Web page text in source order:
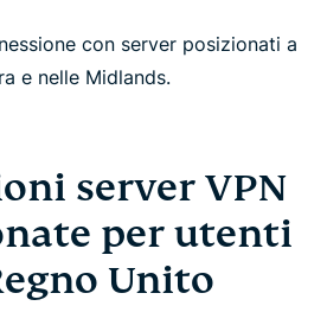
con server posizionati a
e nelle Midlands.
server VPN
per utenti
Unito